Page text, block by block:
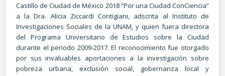
Castillo de Ciudad de México 2018 “Por una Ciudad ConCiencia”
a la Dra. Alicia Ziccardi Contigiani, adscrita al Instituto de
Investigaciones Sociales de la UNAM, y quien fuera directora
del Programa Universitario de Estudios sobre la Ciudad
durante el periodo 2009-2017. El reconocimiento fue otorgado
por sus invaluables aportaciones a la investigación sobre
pobreza urbana, exclusión social, gobernanza local y